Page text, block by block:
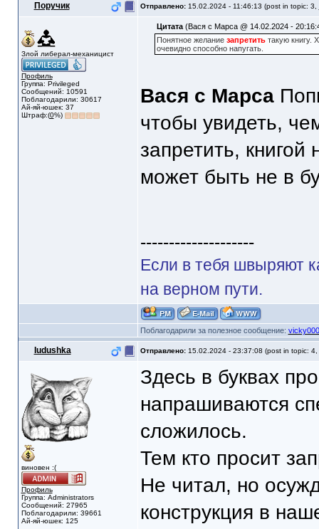
Поручик Отправлено: 15.02.2024 - 11:46:13 (post in topic: 3,
Злой либерал-механицист
Профиль
Группа: Privileged
Сообщений: 10591
Поблагодарили: 30617
Ай-яй-юшек: 37
Штраф:(0%)
Цитата(Вася с Марса @ 14.02.2024 -
Понятное желание запретитьтакую книгу.
очевидно способно напугать.
Вася с Марса
чтобы увидеть,
запретить, книгой
может быть не в
--------------------
Если в тебя швыряют
на верном пути.
Поблагодарили за полезное сообщение:
Iudushka Отправлено: 15.02.2024 - 23:37:08 (post in topic: 4,
виновен :(
Профиль
Группа: Administrators
Сообщений: 27965
Поблагодарили: 39661
Ай-яй-юшек: 125
Здесь в буквах
напрашиваются
сложилось.
Тем кто просит
Не читал, но
конструкция в